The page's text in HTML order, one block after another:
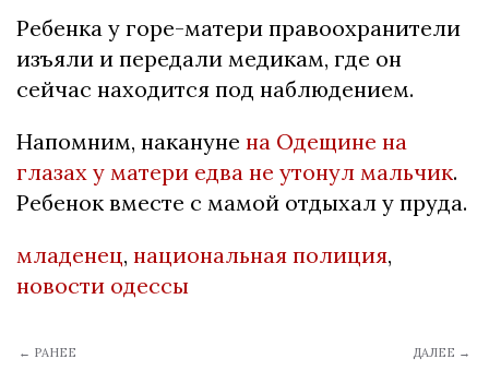
Ребенка у горе-матери правоохранители
изъяли и передали медикам, где он
сейчас находится под наблюдением.
Напомним, накануне на Одещине на
глазах у матери едва не утонул мальчик.
Ребенок вместе с мамой отдыхал у пруда.
младенец, национальная полиция,
новости одессы
← РАНЕЕ ДАЛЕЕ →